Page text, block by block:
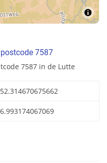
7587
7587 in de Lutte
52.314670675662
6.993174067069